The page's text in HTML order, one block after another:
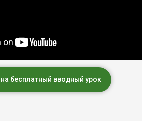
на бесплатный вводный урок